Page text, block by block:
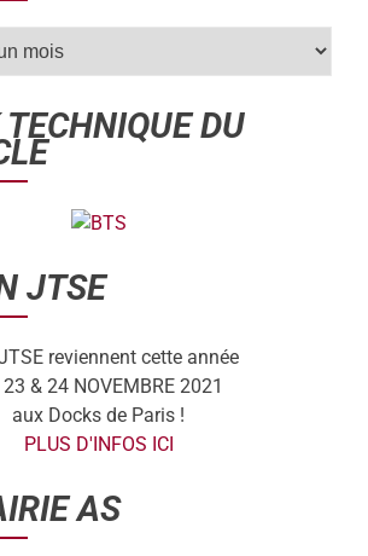
DU
JTSE
reviennent cette année
& 24 NOVEMBRE 2021
aux Docks de Paris !
PLUS D'INFOS ICI
AS